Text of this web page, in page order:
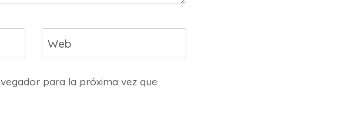
Web
para la próxima vez que